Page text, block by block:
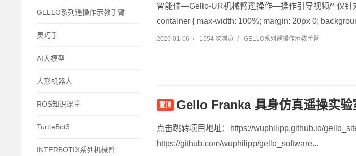
GELLO系列遥操作示教手臂
灵巧手
AI大模型
人形机器人
ROS知识课堂
TurtleBot3
INTERBOTIX系列机械臂
智能佳—Gello-UR机械臂遥操作—操作引导视频/* 仅针
container { max-width: 100%; margin: 20px 0;
2026-01-06 / 1554 次浏览 / GELLO系列遥操作示教手臂
置顶 Gello Franka 具身仿真遥操实验
点击跳转项目地址：https://wuphilipp.github.io/
https://github.com/wuphilipp/gello_software...